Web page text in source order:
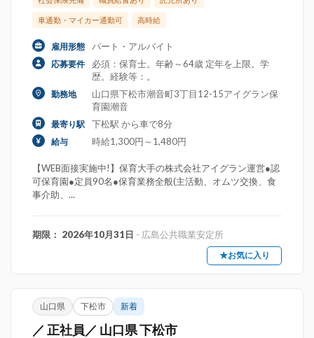
車通勤・マイカー通勤可 高時給
雇用形態 パート・アルバイト
応募要件
必須：保育士。年齢～64歳 定年を上限。学
歴。経験等：。
勤務地
山口県下松市潮音町3丁目12-15アイグラン保
育園潮音
最寄り駅 下松駅 から車で8分
給与 時給1,300円～1,480円
【WEB面接実施中!】保育大手の株式会社アイグラン運営●認
可保育園●定員90名●保育業務全般(主活動、オムツ交換、食
事介助、...
期限： 2026年10月31日 - 広島公共職業安定所
★お気に入り
山口県 下松市 新着
／ 正社員／ 山口県 下松市